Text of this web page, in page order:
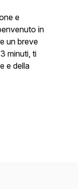
e
in
un breve
minuti, ti
e della